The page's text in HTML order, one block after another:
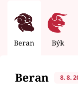
Beran Býk
Beran 8. 8.